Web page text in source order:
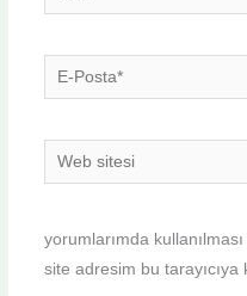
E-
Posta*
Web
sitesi
yorumlarımda
site adresim bu tarayıcıya